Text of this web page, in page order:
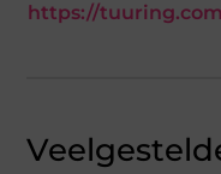
https://